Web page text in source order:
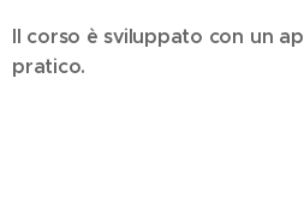
Il corso è sviluppato con un
pratico.